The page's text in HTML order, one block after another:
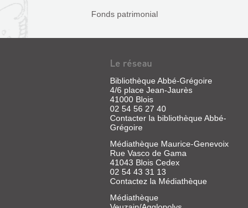
Fonds patrimonial
Le réseau
Bibliothèque Abbé-Grégoire
4/6 place Jean-Jaurès
41000 Blois
02 54 56 27 40
Contacter la bibliothèque Abbé-
Grégoire
Médiathèque Maurice-Genevoix
Rue Vasco de Gama
41043 Blois Cedex
02 54 43 31 13
Contactez la Médiathèque
Médiathèque